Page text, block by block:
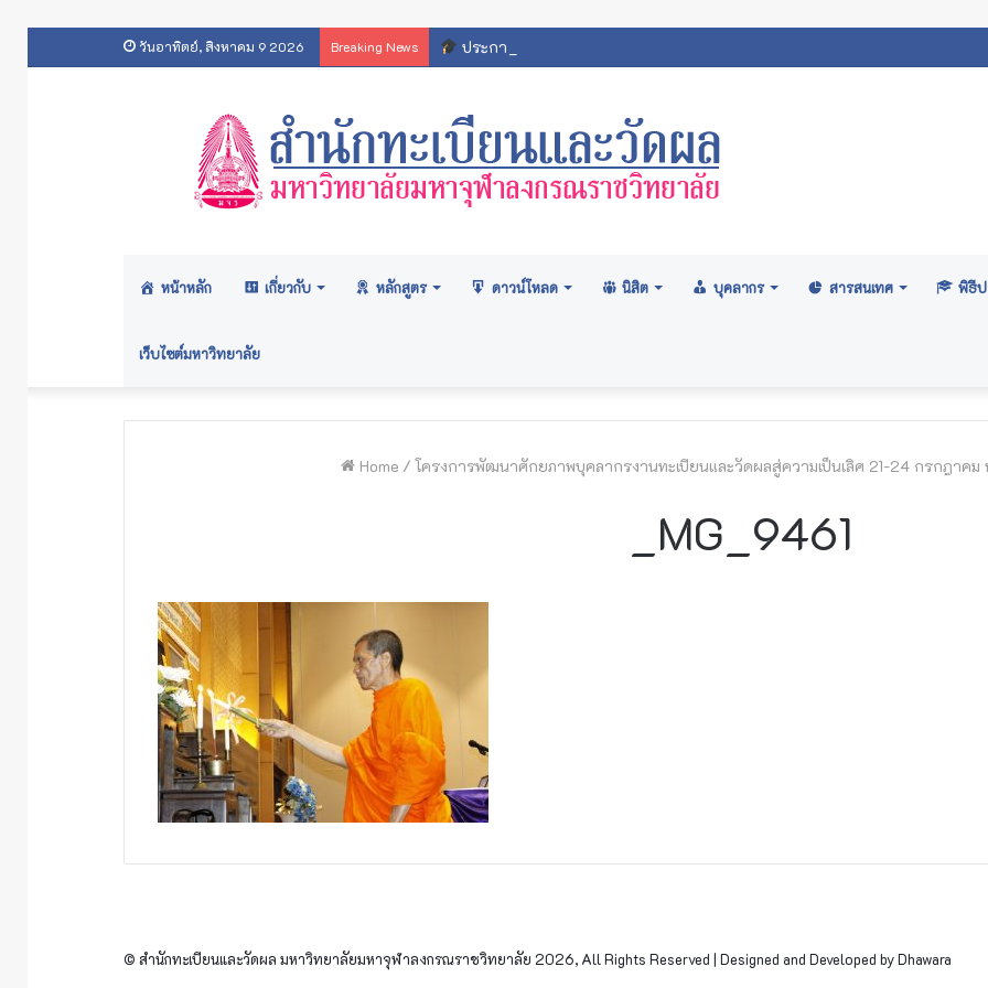
วันอาทิตย์, สิงหาคม 9 2026 Breaking News ประกาศสภามหาวิทยาลัย: อนุมัติปริญญา ระดับปริญญาตรี รุ่นที่ ๗๑ (ครั้งที่ ๒/
หน้าหลัก เกี่ยวกับ หลักสูตร ดาวน์โหลด นิสิต บุคลากร สารสนเทศ พิธี
เว็บไซต์มหาวิทยาลัย
Home / โครงการพัฒนาศักยภาพบุคลากรงานทะเบียนและวัดผลสู่ความเป็นเลิศ 21-24 กรกฎาคม
_MG_9461
© สำนักทะเบียนและวัดผล มหาวิทยาลัยมหาจุฬาลงกรณราชวิทยาลัย 2026, All Rights Reserved | Designed and Developed by Dhawara